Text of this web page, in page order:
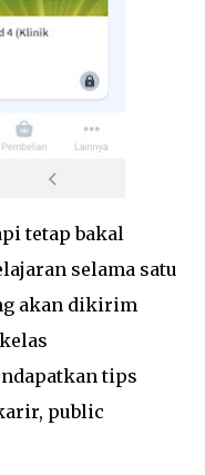
tetap bakal
selama satu
akan dikirim
tips
public